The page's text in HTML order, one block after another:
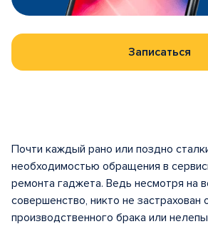
Записаться
Почти каждый рано или поздно
необходимостью обращения в
ремонта гаджета. Ведь несмотря на
совершенство, никто не застрахован
производственного брака или